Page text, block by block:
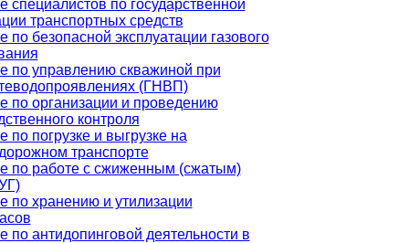
специалистов по государственной
транспортных средств
по безопасной эксплуатации газового
по управлению скважиной при
(ГНВП)
по организации и проведению
контроля
по погрузке и выгрузке на
транспорте
по работе с сжиженным (сжатым)
по хранению и утилизации
по антидопинговой деятельности в